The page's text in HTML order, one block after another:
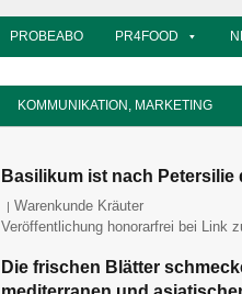
PROBEABO PR4FOOD
KOMMUNIKATION, MARKETING
Basilikum ist nach
food-monitor
Warenkunde Kräuter
Veröffentlichung honorarfrei bei Link
Die frischen Blätter